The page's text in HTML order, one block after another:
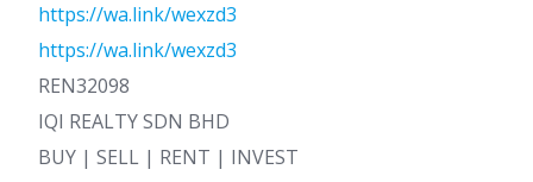
https://wa.link/wexzd3
https://wa.link/wexzd3
REN32098
IQI REALTY SDN BHD
BUY | SELL | RENT | INVEST